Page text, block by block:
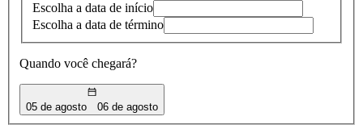
Escolha a data de início
Escolha a data de término
Quando você chegará?
05 de agosto 06 de agosto